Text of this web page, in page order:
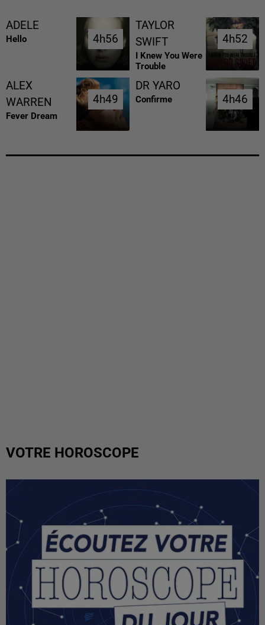
ADELE
Hello 4h56
4h56
TAYLOR
SWIFT
I Knew You Were
Trouble
4h52
4h52
ALEX
WARREN
Fever Dream
4h49
4h49
DR YARO
Confirme 4h46
4h46
VOTRE HOROSCOPE